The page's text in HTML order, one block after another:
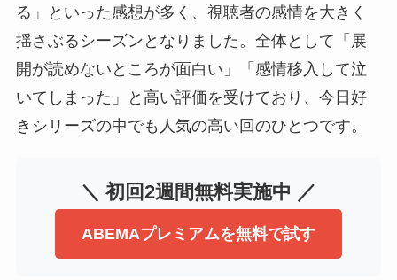
る」といった感想が多く、視聴者の感情を大きく
揺さぶるシーズンとなりました。全体として「展
開が読めないところが面白い」「感情移入して泣
いてしまった」と高い評価を受けており、今日好
きシリーズの中でも人気の高い回のひとつです。
＼ 初回2週間無料実施中 ／
ABEMAプレミアムを無料で試す